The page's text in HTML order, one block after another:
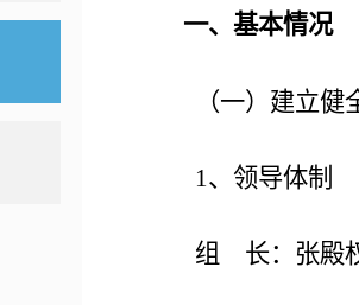
一、基本情况
（一）建立
1、领导体制
组 长：张殿